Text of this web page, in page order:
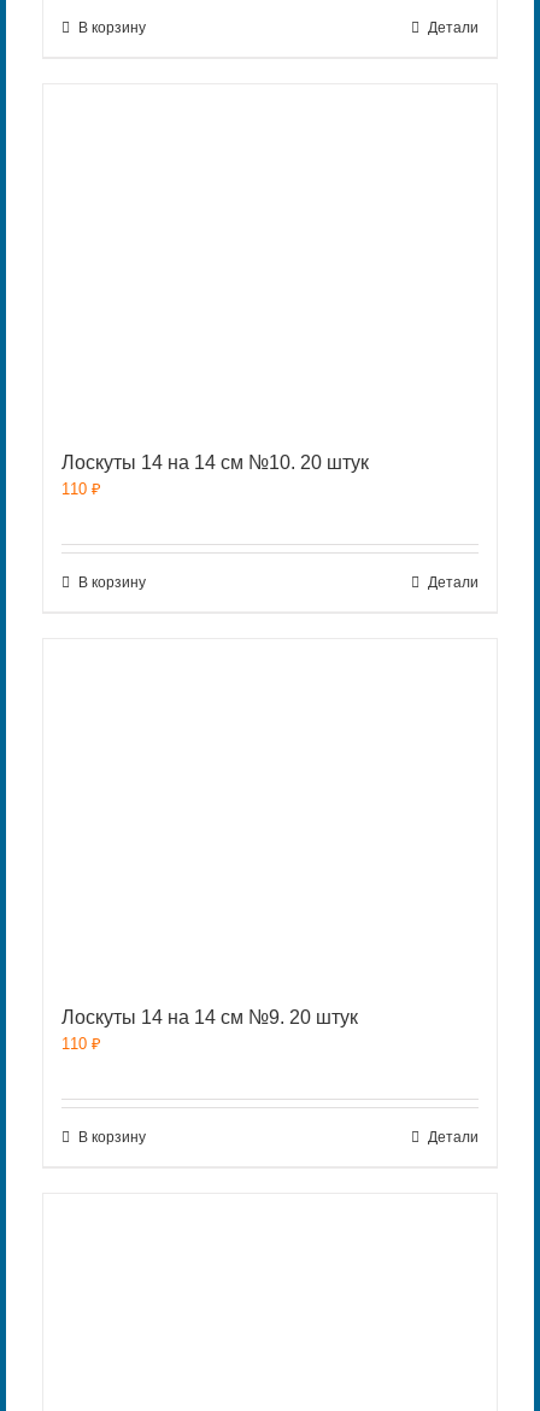
В корзину Детали
Лоскуты 14 на 14 см №10. 20 штук
110 ₽
В корзину Детали
Лоскуты 14 на 14 см №9. 20 штук
110 ₽
В корзину Детали